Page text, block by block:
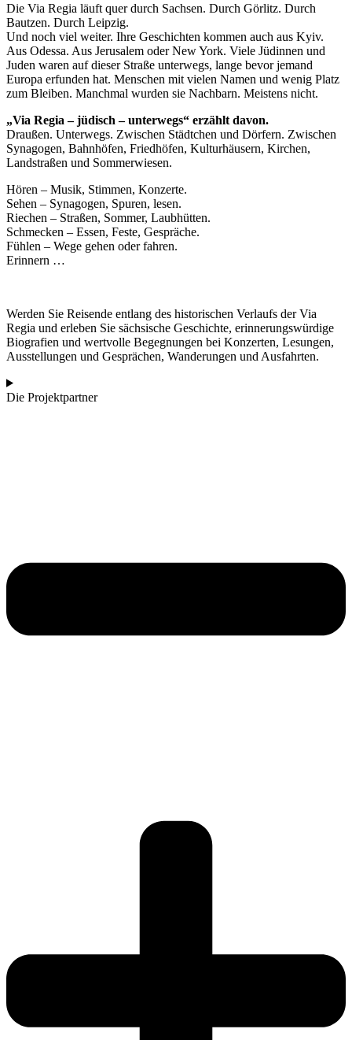
Die Via Regia läuft quer durch Sachsen. Durch Görlitz. Durch
Bautzen. Durch Leipzig.
Und noch viel weiter. Ihre Geschichten kommen auch aus Kyiv.
Aus Odessa. Aus Jerusalem oder New York. Viele Jüdinnen und
Juden waren auf dieser Straße unterwegs, lange bevor jemand
Europa erfunden hat. Menschen mit vielen Namen und wenig Platz
zum Bleiben. Manchmal wurden sie Nachbarn. Meistens nicht.
„Via Regia – jüdisch – unterwegs“ erzählt davon.
Draußen. Unterwegs. Zwischen Städtchen und Dörfern. Zwischen
Synagogen, Bahnhöfen, Friedhöfen, Kulturhäusern, Kirchen,
Landstraßen und Sommerwiesen.
Hören – Musik, Stimmen, Konzerte.
Sehen – Synagogen, Spuren, lesen.
Riechen – Straßen, Sommer, Laubhütten.
Schmecken – Essen, Feste, Gespräche.
Fühlen – Wege gehen oder fahren.
Erinnern …
Werden Sie Reisende entlang des historischen Verlaufs der Via
Regia und erleben Sie sächsische Geschichte, erinnerungswürdige
Biografien und wertvolle Begegnungen bei Konzerten, Lesungen,
Ausstellungen und Gesprächen, Wanderungen und Ausfahrten.
Die Projektpartner